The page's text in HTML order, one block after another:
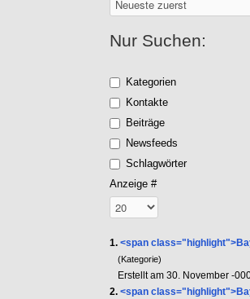
Nur Suchen:
Kategorien
Kontakte
Beiträge
Newsfeeds
Schlagwörter
Anzeige #
1.<span
(Kategorie)
Erstellt am 30. November -
2.<span